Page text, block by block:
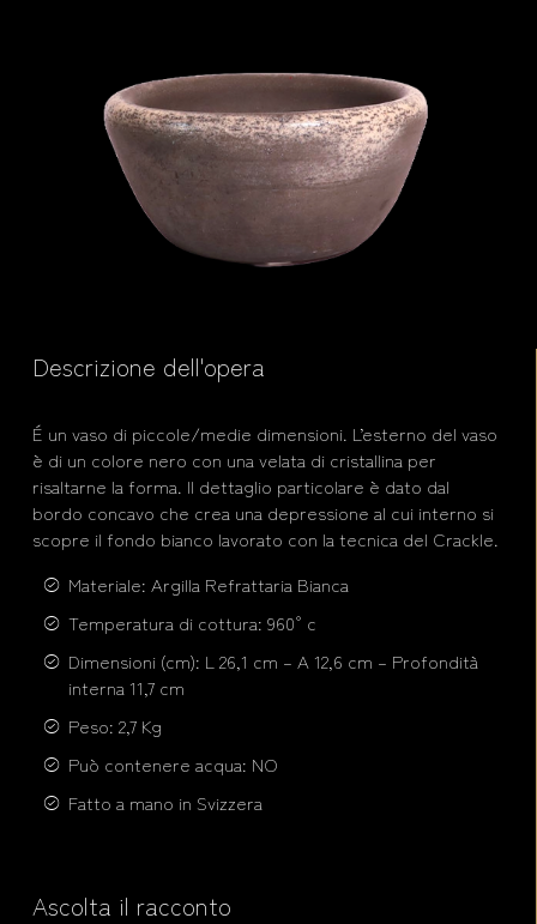
Descrizione dell'opera
É un vaso di piccole/medie dimensioni. L’esterno del vaso
è di un colore nero con una velata di cristallina per
risaltarne la forma. Il dettaglio particolare è dato dal
bordo concavo che crea una depressione al cui interno si
scopre il fondo bianco lavorato con la tecnica del Crackle.
Materiale: Argilla Refrattaria Bianca
Temperatura di cottura: 960° c
Dimensioni (cm): L 26,1 cm – A 12,6 cm – Profondità
interna 11,7 cm
Peso: 2,7 Kg
Può contenere acqua: NO
Fatto a mano in Svizzera
Ascolta il racconto